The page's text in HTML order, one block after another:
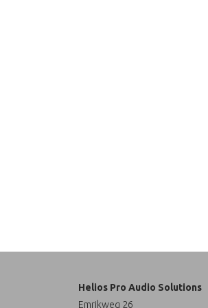
Helios Pro Audio Solutions
Emrikweg 26